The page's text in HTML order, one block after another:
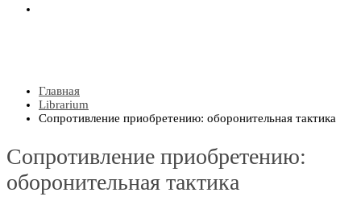
Главная
Librarium
Сопротивление приобретению: оборонительная тактика
Сопротивление приобретению:
оборонительная тактика